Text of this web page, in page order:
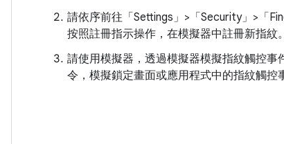
請依序前往「Settings」>「Security」>「
按照註冊指示操作，在模擬器中註冊新指紋。
請使用模擬器，透過模擬器模擬指紋觸控事
令，模擬鎖定畫面或應用程式中的指紋觸控